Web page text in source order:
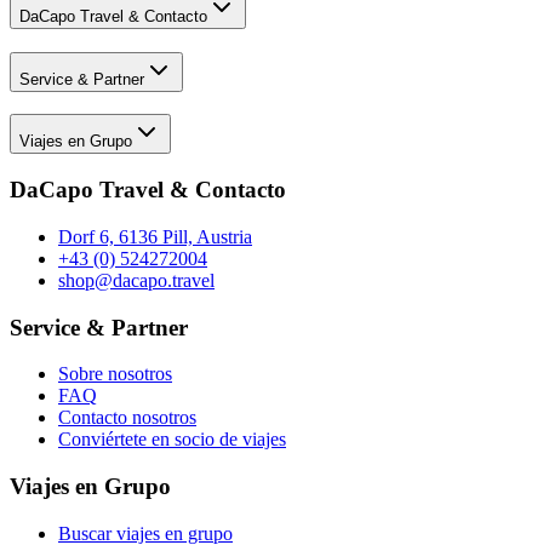
DaCapo Travel & Contacto
Service & Partner
Viajes en Grupo
DaCapo Travel & Contacto
Dorf 6, 6136 Pill, Austria
+43 (0) 524272004
shop@dacapo.travel
Service & Partner
Sobre nosotros
FAQ
Contacto nosotros
Conviértete en socio de viajes
Viajes en Grupo
Buscar viajes en grupo